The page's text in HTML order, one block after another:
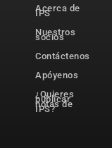
Acerca de
IPS
Nuestros
socios
Contáctenos
Apóyenos
¿Quieres
publicar
notas de
IPS?